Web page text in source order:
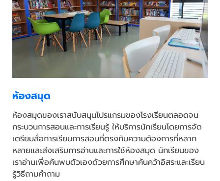
ห้องสมุด
ห้องสมุดของเราสนับสนุนโปรแกรมของโรงเรียนตลอดจน
กระบวนการสอนและการเรียนรู้ ให้บริการนักเรียนโดยการจัด
เตรียมสื่อการเรียนการสอนที่ตรงกับความต้องการที่หลาก
หลายและส่งเสริมการอ่านและการใช้ห้องสมุด นักเรียนของ
เราอ่านเพื่อค้นพบตัวเองด้วยการศึกษาค้นคว้าอิสระและเรียน
รู้วิธีถามคำถาม